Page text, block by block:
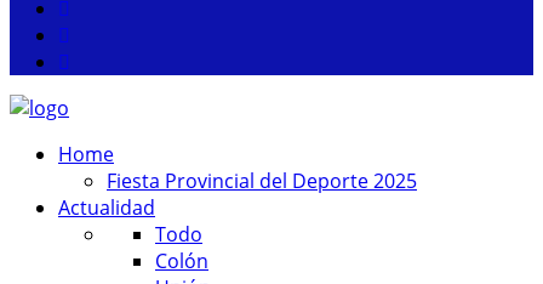
Home
Fiesta Provincial del Deporte 2025
Actualidad
Todo
Colón